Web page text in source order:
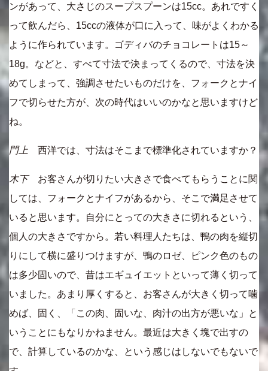
ンがあって、大さじのスープスプーンは15cc。あれですく
って飲んだら、15ccの液体が口に入って、味がよくわかる
ように作られています。ゴディバのチョコレートは15～
18g。などと、すべて寸法で決まってくるので、寸法を決
めてしまって、強調させたいものだけを、フォークとナイ
フで切らせた方が、次の時代はいいのかなと思いますけど
ね。
門上 西洋では、寸法はそこまで標準化されていますか？
木下お客さんが切りたい大きさで食べてもらうことに関
しては、フォークとナイフがあるから、そこで満足させて
いると思います。自分にとっての大きさに切れるという、
個人の大きさですから。若い料理人たちは、鴨の肉を縦切
りにして横に盛りつけますが、鴨のロゼ、ピンク色のもの
は多少固いので、昔はエギュイエットといって薄く切って
いました。あまり厚くすると、お客さんが大きく切って噛
めば、固く、「この肉、固いな、肉汁の出方が悪いな」と
いうことにもなりかねません。最近は大きく塊で出すの
で、計算しているのかな、という感じはしないでもないで